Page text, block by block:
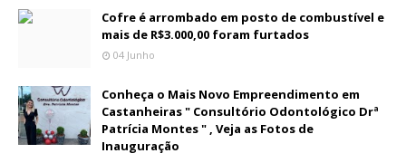
Cofre é arrombado em posto de combustível e
mais de R$3.000,00 foram furtados
04 Junho
Conheça o Mais Novo Empreendimento em
Castanheiras " Consultório Odontológico Drª
Patrícia Montes " , Veja as Fotos de
Inauguração